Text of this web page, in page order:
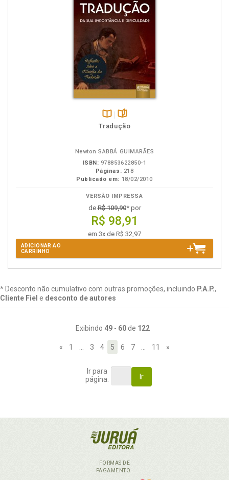
Disponível
páginas
Tradução
Newton SABBÁ GUIMARÃES
ISBN: 978853622850-1
Páginas: 218
Publicado em: 18/02/2010
VERSÃO IMPRESSA
deR$ 109,90* por
R$ 98,91
em 3x de R$ 32,97
ADICIONAR AO
CARRINHO
* Desconto não cumulativo com outras promoções, incluindo P.A.P.,
Cliente Fiel e desconto de autores
Exibindo 49- 60de 122
« 1 3 4 5 6 7 11 »
Ir para
página:
Ir
FORMAS DE
PAGAMENTO